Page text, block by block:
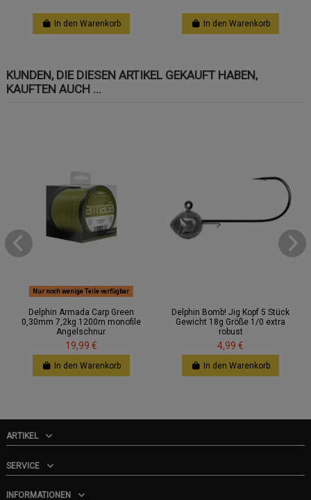
In den Warenkorb In den Warenkorb
KUNDEN, DIE DIESEN ARTIKEL GEKAUFT HABEN,
KAUFTEN AUCH ...
Nur noch wenige Teile verfügbar
Delphin Armada Carp Green
0,30mm 7,2kg 1200m monofile
Angelschnur
19,99 €
In den Warenkorb
Delphin Bomb! Jig Kopf 5 Stück
Gewicht 18g Größe 1/0 extra
robust
4,99 €
In den Warenkorb
ARTIKEL
SERVICE
INFORMATIONEN